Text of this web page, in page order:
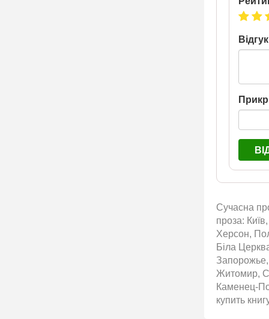
Відгук
Сучасна
проза:
Херсон,
Біла
Житомир,
Каменец-
купить